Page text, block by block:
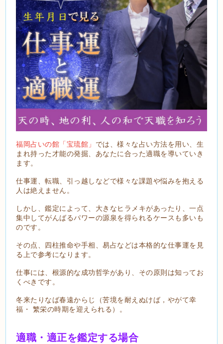
福岡占いの館「宝琉館」 では、様々な占い方法を用い、生
まれ持った才能の発掘、あなたに合った適職を導いていき
ます。
仕事運、転職、引っ越しなどで様々な課題や悩みを抱える
人は絶えません。
しかし、鑑定によって、大きなヒラメキがあったり、一点
集中してがんばるパワーの源泉を得られるケースも多いも
のです。
その点、四柱推命や手相、易占などは本格的な仕事運を見
る上で参考になります。
仕事には、根源的な成功哲学があり、その原則は知ってお
くべきです。
冬来たりなば春遠からじ（苦境を耐えぬけば，やがて幸
福・ 繁栄の時期を迎えられる）。
適職・適正を鑑定する場合